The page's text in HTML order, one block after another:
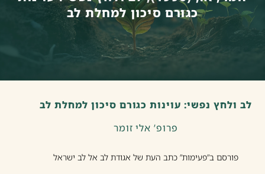
כגורם סיכון למחלת לב
לב ולחץ נפשי: עוינות כגורם סיכון למחלת לב
פרופ’ אלי זומר
פורסם ב”פעימות” כתב העת של אגודת לב אל לב ישראל